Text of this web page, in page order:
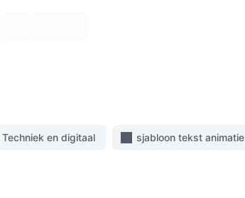
Techniek en digitaal sjabloon tekst animatie